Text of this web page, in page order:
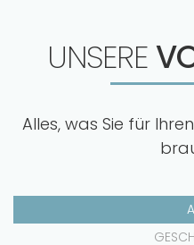
UNSERE
Alles, was Sie für